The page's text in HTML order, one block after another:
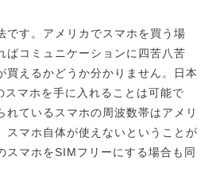
です。アメリカでスマホを買う場
ばコミュニケーションに四苦八苦
買えるかどうか分かりません。日本
スマホを手に入れることは可能で
れているスマホの周波数帯はアメリ
スマホ自体が使えないということが
スマホをSIMフリーにする場合も同